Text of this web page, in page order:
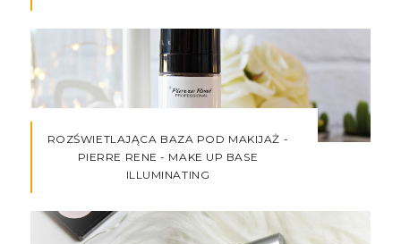
ROZŚWIETLAJĄCA BAZA POD MAKIJAŻ -
PIERRE RENE - MAKE UP BASE
ILLUMINATING